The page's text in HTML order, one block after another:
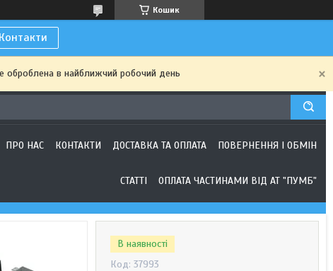
Кошик
Контакти
в найближчий робочий день
ПРО НАС КОНТАКТИ ДОСТАВКА ТА ОПЛАТА ПОВЕРНЕННЯ І ОБМІН
СТАТТІ ОПЛАТА ЧАСТИНАМИ ВІД АТ "ПУМБ"
В наявності
Код: 37993